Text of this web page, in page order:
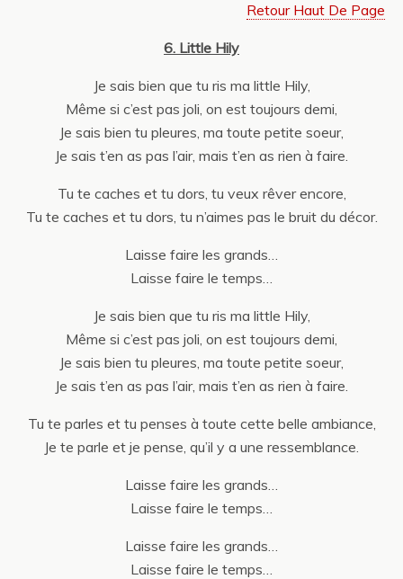
Retour Haut De Page
6. Little Hily
Je sais bien que tu ris ma little Hily,
Même si c’est pas joli, on est toujours demi,
Je sais bien tu pleures, ma toute petite soeur,
Je sais t’en as pas l’air, mais t’en as rien à faire.
Tu te caches et tu dors, tu veux rêver encore,
Tu te caches et tu dors, tu n’aimes pas le bruit du décor.
Laisse faire les grands…
Laisse faire le temps…
Je sais bien que tu ris ma little Hily,
Même si c’est pas joli, on est toujours demi,
Je sais bien tu pleures, ma toute petite soeur,
Je sais t’en as pas l’air, mais t’en as rien à faire.
Tu te parles et tu penses à toute cette belle ambiance,
Je te parle et je pense, qu’il y a une ressemblance.
Laisse faire les grands…
Laisse faire le temps…
Laisse faire les grands…
Laisse faire le temps…